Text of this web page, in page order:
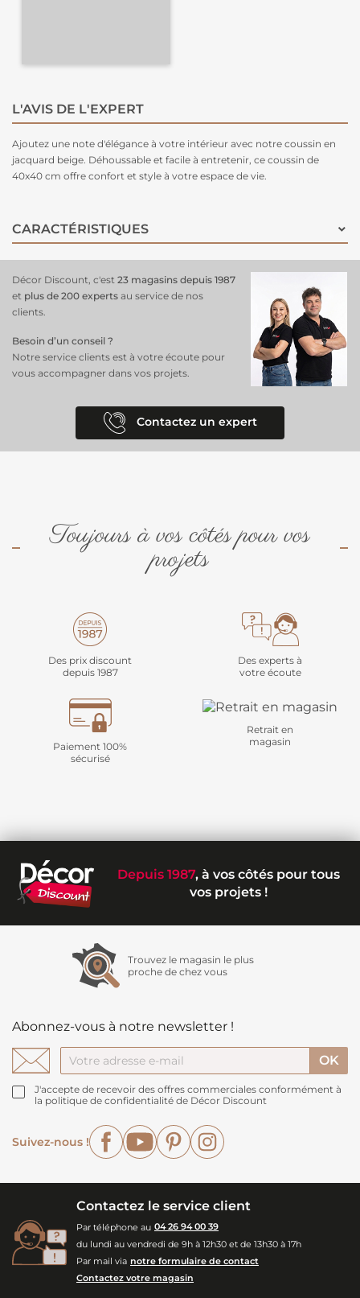
L'AVIS DE L'EXPERT
Ajoutez une note d'élégance à votre intérieur avec notre coussin en
jacquard beige. Déhoussable et facile à entretenir, ce coussin de
40x40 cm offre confort et style à votre espace de vie.
CARACTÉRISTIQUES
Décor Discount, c'est 23 magasins depuis 1987
et plus de 200 experts au service de nos
clients.
Besoin d’un conseil ?
Notre service clients est à votre écoute pour
vous accompagner dans vos projets.
Contactez un expert
Toujours à vos côtés pour vos
projets
Des prix discount
depuis 1987
Des experts à
votre écoute
Paiement 100%
sécurisé
Retrait en
magasin
Depuis 1987, à vos côtés pour tous
vos projets !
Trouvez le magasin le plus
proche de chez vous
Abonnez-vous à notre newsletter !
J'accepte de recevoir des offres commerciales conformément à
la politique de confidentialité de Décor Discount
Suivez-nous !
FacebookYouTubePinterest
Contactez le service client
Par téléphone au 04 26 94 00 39
du lundi au vendredi de 9h à 12h30 et de 13h30 à 17h
Par mail via notre formulaire de contact
Contactez votre magasin